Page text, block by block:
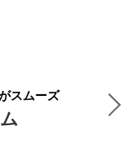
スムーズ